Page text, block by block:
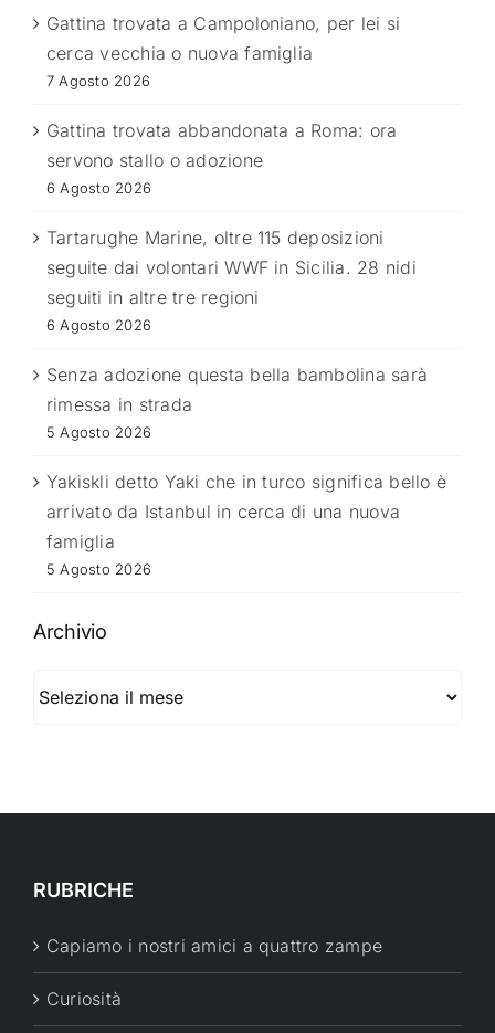
Gattina trovata a Campoloniano, per lei si
cerca vecchia o nuova famiglia
7 Agosto 2026
Gattina trovata abbandonata a Roma: ora
servono stallo o adozione
6 Agosto 2026
Tartarughe Marine, oltre 115 deposizioni
seguite dai volontari WWF in Sicilia. 28 nidi
seguiti in altre tre regioni
6 Agosto 2026
Senza adozione questa bella bambolina sarà
rimessa in strada
5 Agosto 2026
Yakiskli detto Yaki che in turco significa bello è
arrivato da Istanbul in cerca di una nuova
famiglia
5 Agosto 2026
Archivio
RUBRICHE
Capiamo i nostri amici a quattro zampe
Curiosità